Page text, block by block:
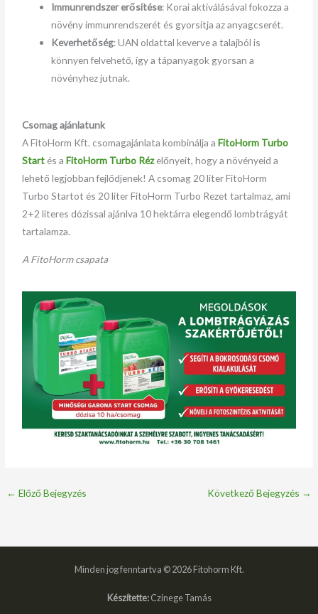
Immunrendszer erősítése: Korai aktiválásával fokozza a
növény immunrendszerét és gyorsítja az anyagcserét.
Keverhetőség: UAN oldattal keverve a talajból is
könnyen felvehető, így a tápanyagok gyorsan a
növényhez jutnak.
Csomag ajánlatunk
A FitoHorm Kft. csomagajánlata kombinálja aFitoHorm Turbo
Start és aFitoHorm Turbo Rézelőnyeit, hogy a növényeid a
lehető legjobban fejlődjenek! A csomag 20 liter FitoHorm
Turbo Startot és 20 liter FitoHorm Turbo Rezet tartalmaz, ami
2+2 literes dózissal ajánlva 10 hektárra elegendő lombtrágyát
tartalamza.
A FitoHorm csapata
← Előző Bejegyzés Következő Bejegyzés →
Minden jog fenntartva © 2026 Fitohorm Kft.
Készítette:Czinege Tamás